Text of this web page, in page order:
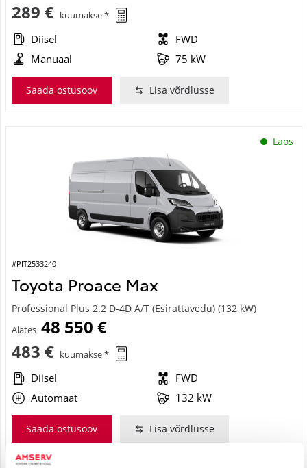
289 € kuumakse *
Diisel
FWD
Manuaal
75 kW
Saada ostusoov Lisa võrdlusse
Laos
#PIT2533240
Toyota Proace Max
Professional Plus 2.2 D-4D A/T (Esirattavedu) (132 kW)
Alates 48 550 €
483 € kuumakse *
Diisel
FWD
Automaat
132 kW
Saada ostusoov Lisa võrdlusse